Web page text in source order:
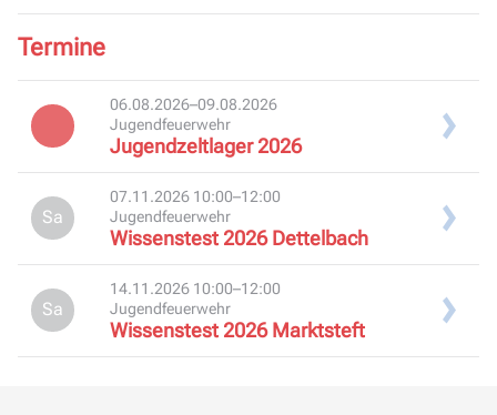
Termine
06.08.2026–09.08.2026
Jugendfeuerwehr
Jugendzeltlager 2026
Sa
07.11.2026 10:00–12:00
Jugendfeuerwehr
Wissenstest 2026 Dettelbach
Sa
14.11.2026 10:00–12:00
Jugendfeuerwehr
Wissenstest 2026 Marktsteft